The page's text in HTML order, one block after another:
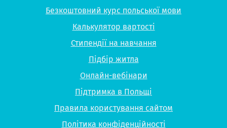
Безкоштовний курс польської мови
Калькулятор вартості
Стипендії на навчання
Підбір житла
Онлайн-вебінари
Підтримка в Польщі
Правила користування сайтом
Політика конфіденційності